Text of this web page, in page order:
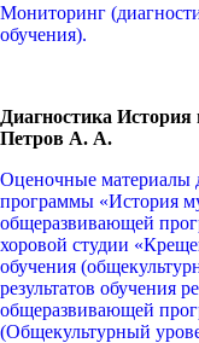
Мониторинг
обучения).
Диагностика
Петров А. А.
Оценочные материалы
программы «История
общеразвивающей
хоровой студии
обучения
результатов обучения
общеразвивающей
(Общекультурный